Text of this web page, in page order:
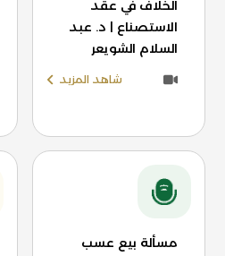
الخلاف في عقد
الاستصناع | د. عبد
السلام الشويعر
شاهد المزيد
مسألة بيع عسب